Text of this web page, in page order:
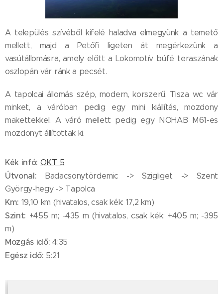
A település szívéből kifelé haladva elmegyünk a temető
mellett, majd a Petőfi ligeten át megérkezünk a
vasútállomásra, amely előtt a Lokomotív büfé teraszának
oszlopán vár ránk a pecsét.
A tapolcai állomás szép, modern, korszerű. Tisza wc vár
minket, a váróban pedig egy mini kiállítás, mozdony
makettekkel. A váró mellett pedig egy NOHAB M61-es
mozdonyt állítottak ki.
Kék infó: OKT 5
Útvonal: Badacsonytördemic -> Szigliget -> Szent
György-hegy -> Tapolca
Km: 19,10 km (hivatalos, csak kék: 17,2 km)
Szint: +455 m; -435 m (hivatalos, csak kék: +405 m; -395
m)
Mozgás idő: 4:35
Egész idő: 5:21